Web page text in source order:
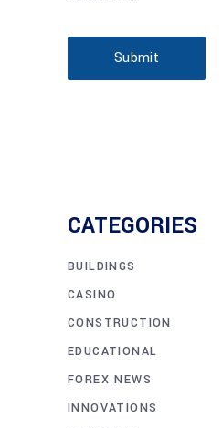
Submit
CATEGORIES
BUILDINGS
CASINO
CONSTRUCTION
EDUCATIONAL
FOREX NEWS
INNOVATIONS